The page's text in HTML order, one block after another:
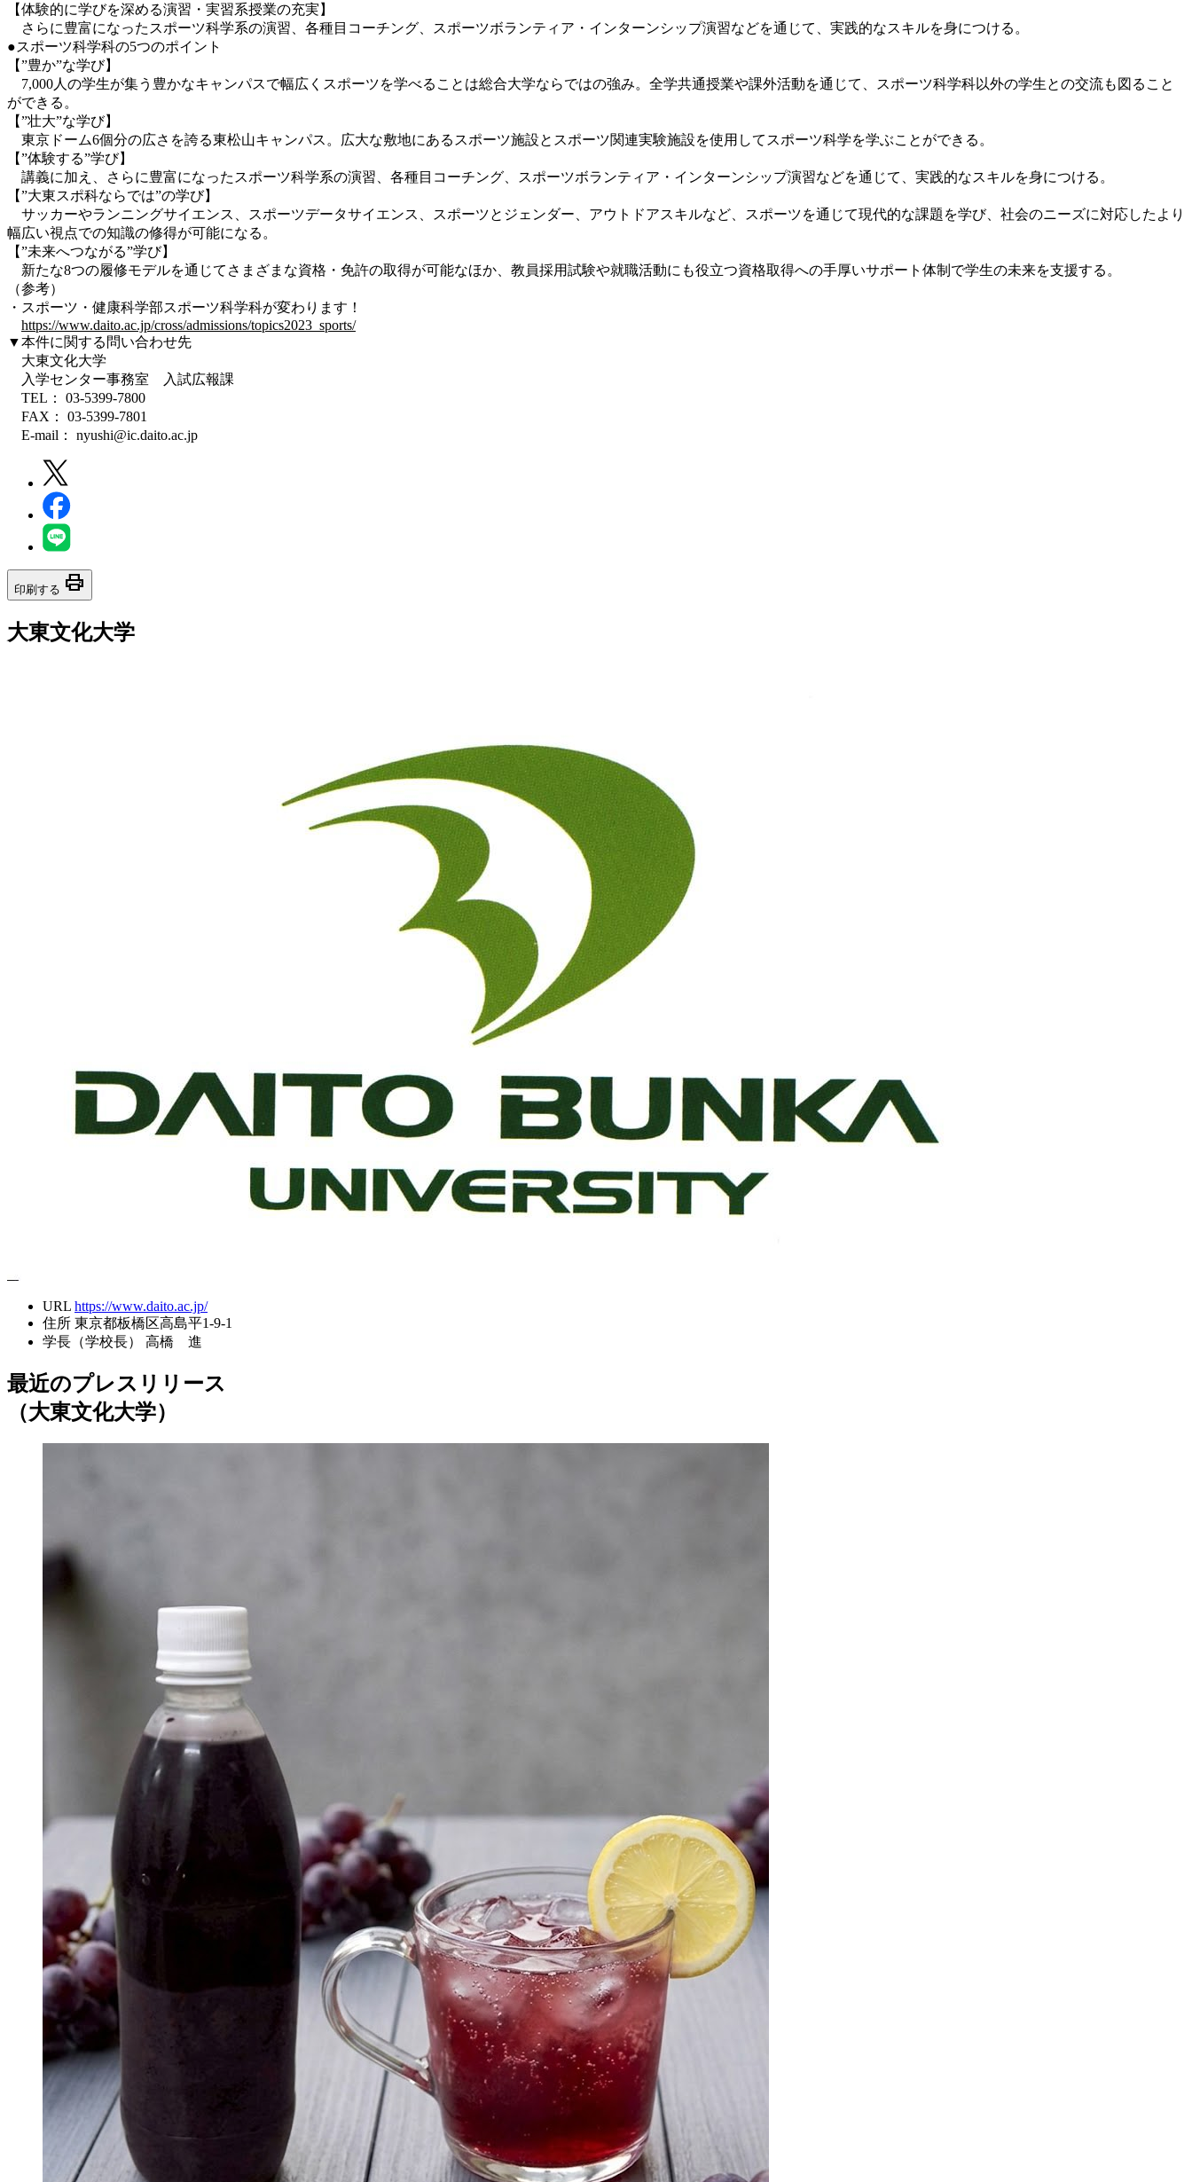
【体験的に学びを深める演習・実習系授業の充実】
さらに豊富になったスポーツ科学系の演習、各種目コーチング、スポーツボランティア・インターンシップ演習などを通じて、実践的なスキルを身につける。
●スポーツ科学科の5つのポイント
【”豊か”な学び】
7,000人の学生が集う豊かなキャンパスで幅広くスポーツを学べることは総合大学ならではの強み。全学共通授業や課外活動を通じて、スポーツ科学科以外の学生との交流も図ること
ができる。
【”壮大”な学び】
東京ドーム6個分の広さを誇る東松山キャンパス。広大な敷地にあるスポーツ施設とスポーツ関連実験施設を使用してスポーツ科学を学ぶことができる。
【”体験する”学び】
講義に加え、さらに豊富になったスポーツ科学系の演習、各種目コーチング、スポーツボランティア・インターンシップ演習などを通じて、実践的なスキルを身につける。
【”大東スポ科ならでは”の学び】
サッカーやランニングサイエンス、スポーツデータサイエンス、スポーツとジェンダー、アウトドアスキルなど、スポーツを通じて現代的な課題を学び、社会のニーズに対応したより
幅広い視点での知識の修得が可能になる。
【”未来へつながる”学び】
新たな8つの履修モデルを通じてさまざまな資格・免許の取得が可能なほか、教員採用試験や就職活動にも役立つ資格取得への手厚いサポート体制で学生の未来を支援する。
（参考）
・スポーツ・健康科学部スポーツ科学科が変わります！
https://www.daito.ac.jp/cross/admissions/topics2023_sports/
▼本件に関する問い合わせ先
大東文化大学
入学センター事務室 入試広報課
TEL： 03-5399-7800
FAX： 03-5399-7801
E-mail： nyushi@ic.daito.ac.jp
印刷する print
大東文化大学
URL https://www.daito.ac.jp/
住所 東京都板橋区高島平1-9-1
学長（学校長）
高橋 進
最近のプレスリリース
（大東文化大学）